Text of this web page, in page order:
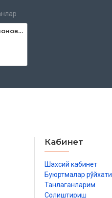
Раҳимберди қори Рахмонов «Жумъа мавъизалари» 1-диск (МР3)
Кабинет
Шахсий кабинет
Буюртмалар рўйхати
Танлаганларим
Солиштириш